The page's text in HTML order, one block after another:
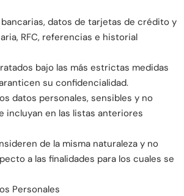
datos de tarjetas de crédito y
RFC, referencias e historial
bajo las más estrictas medidas
su confidencialidad.
datos personales, sensibles y no
incluyan en las listas anteriores
de la misma naturaleza y no
a las finalidades para los cuales se
Personales